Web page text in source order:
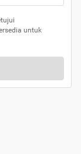
untuk